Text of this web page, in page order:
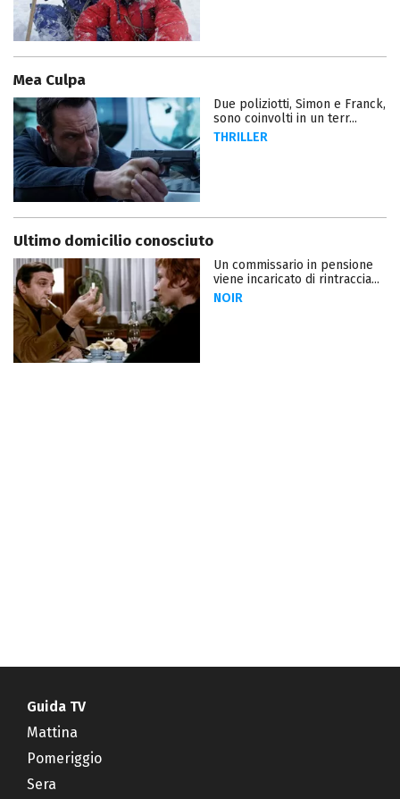
Mea Culpa
Due poliziotti, Simon e Franck,
sono coinvolti in un terr...
THRILLER
Ultimo domicilio conosciuto
Un commissario in pensione
viene incaricato di rintraccia...
NOIR
Guida TV
Mattina
Pomeriggio
Sera